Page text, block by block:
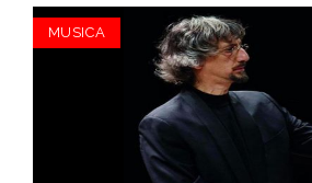
MUSICA